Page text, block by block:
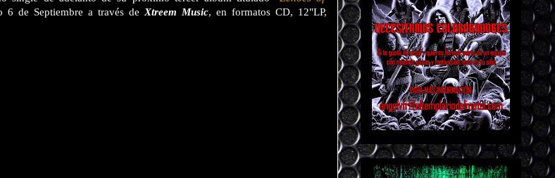
de Septiembre a través de Xtreem Music, en formatos CD, 12"LP,